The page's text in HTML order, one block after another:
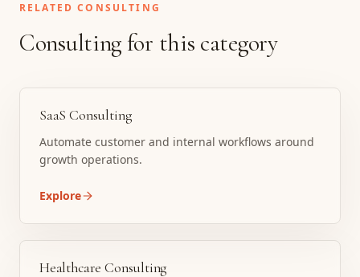
RELATED CONSULTING
Consulting for this category
SaaS Consulting
Automate customer and internal workflows around
growth operations.
Explore
Healthcare Consulting